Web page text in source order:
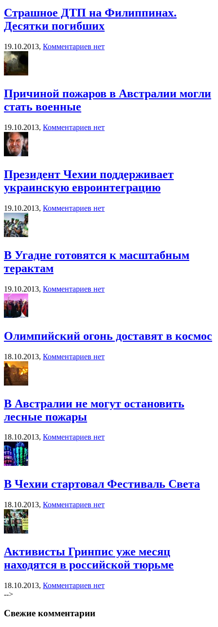
Страшное ДТП на Филиппинах.
Десятки погибших
19.10.2013, Комментариев нет
Причиной пожаров в Австралии могли
стать военные
19.10.2013, Комментариев нет
Президент Чехии поддерживает
украинскую евроинтеграцию
19.10.2013, Комментариев нет
В Угадне готовятся к масштабным
терактам
19.10.2013, Комментариев нет
Олимпийский огонь доставят в космос
18.10.2013, Комментариев нет
В Австралии не могут остановить
лесные пожары
18.10.2013, Комментариев нет
В Чехии стартовал Фестиваль Света
18.10.2013, Комментариев нет
Активисты Гринпис уже месяц
находятся в российской тюрьме
18.10.2013, Комментариев нет
-->
Свежие комментарии